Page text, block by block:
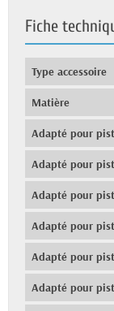
Fiche
Type accessoire
Matière
Adapté pour
Adapté pour
Adapté pour
Adapté pour
Adapté pour
Adapté pour